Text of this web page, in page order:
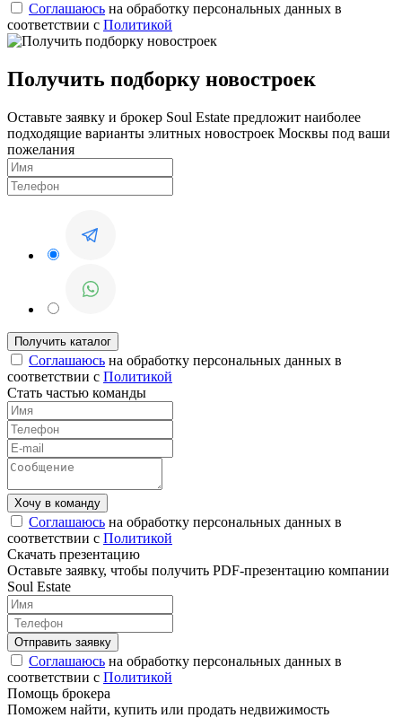
Соглашаюсь на обработку персональных данных в
соответствии с Политикой
Получить подборку новостроек
Оставьте заявку и брокер Soul Estate предложит наиболее
подходящие варианты элитных новостроек Москвы под ваши
пожелания
Соглашаюсь на обработку персональных данных в
соответствии с Политикой
Стать частью команды
Соглашаюсь на обработку персональных данных в
соответствии с Политикой
Скачать презентацию
Оставьте заявку, чтобы получить PDF-презентацию компании
Soul Estate
Соглашаюсь на обработку персональных данных в
соответствии с Политикой
Помощь брокера
Поможем найти, купить или продать недвижимость